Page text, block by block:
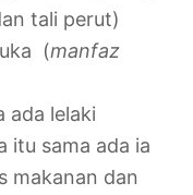
tali perut)
(manfaz
ada lelaki
itu sama ada ia
makanan dan